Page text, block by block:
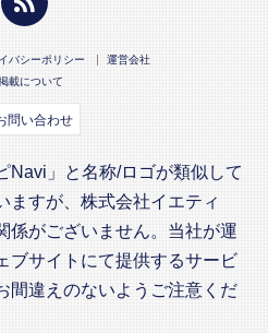
バシーポリシー
運営会社
載について
問い合わせ
Navi」と名称/ロゴが類似して
ますが、株式会社イエティ
係がございません。当社が運
ブサイトにて提供するサービ
間違えのないようご注意くだ